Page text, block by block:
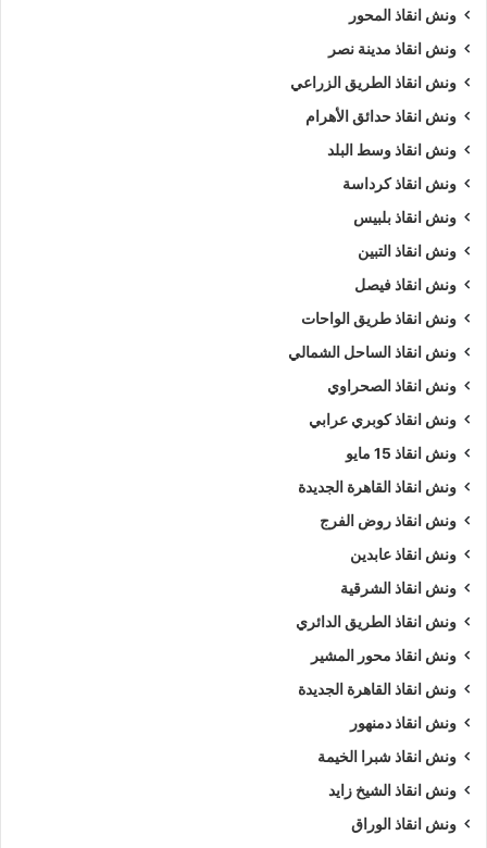
ونش انقاذ المحور
ونش انقاذ مدينة نصر
ونش انقاذ الطريق الزراعي
ونش انقاذ حدائق الأهرام
ونش انقاذ وسط البلد
ونش انقاذ كرداسة
ونش انقاذ بلبيس
ونش انقاذ التبين
ونش انقاذ فيصل
ونش انقاذ طريق الواحات
ونش انقاذ الساحل الشمالي
ونش انقاذ الصحراوي
ونش انقاذ كوبري عرابي
ونش انقاذ 15 مايو
ونش انقاذ القاهرة الجديدة
ونش انقاذ روض الفرج
ونش انقاذ عابدين
ونش انقاذ الشرقية
ونش انقاذ الطريق الدائري
ونش انقاذ محور المشير
ونش انقاذ القاهرة الجديدة
ونش انقاذ دمنهور
ونش انقاذ شبرا الخيمة
ونش انقاذ الشيخ زايد
ونش انقاذ الوراق